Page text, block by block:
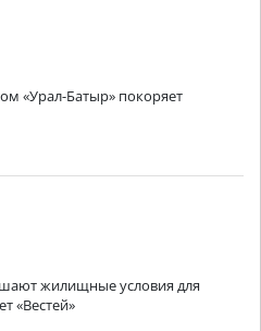
«Урал-Батыр» покоряет
жилищные условия для
«Вестей»